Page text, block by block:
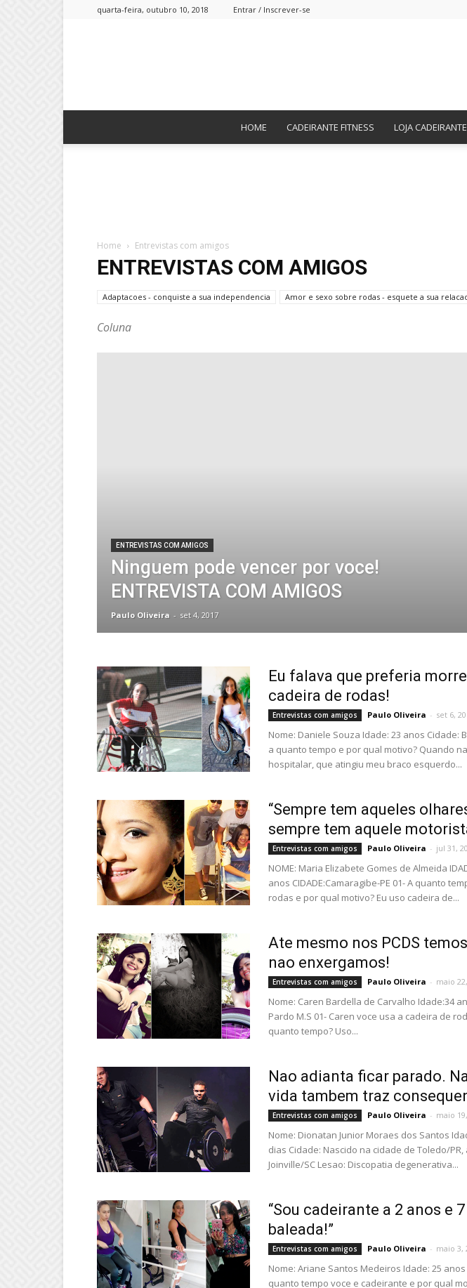
quarta-feira, outubro 10, 2018 Entrar / Inscrever-se
HOME CADEIRANTE FITNESS LOJA
Home Entrevistas com amigos
ENTREVISTAS COM AMIGOS
Adaptacoes - conquiste a sua independencia Amor e sexo sobre rodas - esquete a sua
Coluna
ENTREVISTAS COM AMIGOS
Ninguem pode vencer por voce!
ENTREVISTA COM AMIGOS
Paulo Oliveira - set 4, 2017
Eu falava que preferia
cadeira de rodas!
Entrevistas com amigos Paulo Oliveira - set 6,
Nome: Daniele Souza Idade: 23 anos Cidade:
a quanto tempo e por qual motivo? Quando
hospitalar, que atingiu meu braco esquerdo...
“Sempre tem aqueles
sempre tem aquele
Entrevistas com amigos Paulo Oliveira - jul 31,
NOME: Maria Elizabete Gomes de Almeida
anos CIDADE:Camaragibe-PE 01- A quanto
rodas e por qual motivo? Eu uso cadeira de...
Ate mesmo nos PCDS
nao enxergamos!
Entrevistas com amigos Paulo Oliveira - maio
Nome: Caren Bardella de Carvalho Idade:34
Pardo M.S 01- Caren voce usa a cadeira de
quanto tempo? Uso...
Nao adianta ficar parado.
vida tambem traz
Entrevistas com amigos Paulo Oliveira - maio
Nome: Dionatan Junior Moraes dos Santos
dias Cidade: Nascido na cidade de Toledo/
Joinville/SC Lesao: Discopatia degenerativa...
“Sou cadeirante a 2 anos e
baleada!”
Entrevistas com amigos Paulo Oliveira - maio 3,
Nome: Ariane Santos Medeiros Idade: 25
quanto tempo voce e cadeirante e por qual